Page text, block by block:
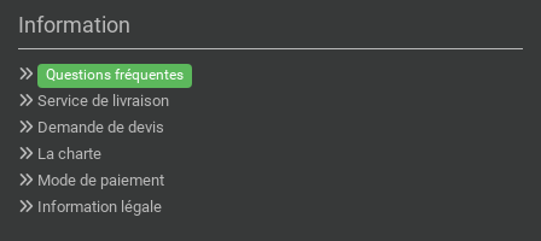
Information
Questions fréquentes
Service de livraison
Demande de devis
La charte
Mode de paiement
Information légale